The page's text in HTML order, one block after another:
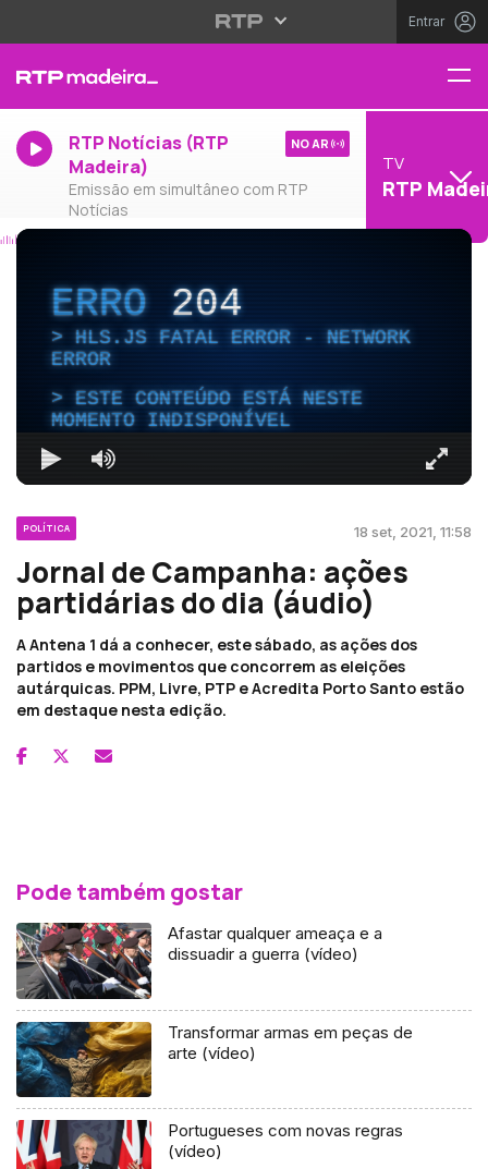
Entrar
RTP Notícias (RTP
Madeira)
Emissão em simultâneo com RTP
Notícias
NO AR
TV
RTP
ERRO204
HLS.JS FATAL ERROR - NETWORK
ERROR
ESTE CONTEÚDO ESTÁ NESTE
MOMENTO INDISPONÍVEL
POLÍTICA 18 set, 2021, 11:58
Jornal de Campanha: ações
partidárias do dia (áudio)
A Antena 1 dá a conhecer, este sábado, as ações dos
partidos e movimentos que concorrem as eleições
autárquicas. PPM, Livre, PTP e Acredita Porto Santo estão
em destaque nesta edição.
Pode também gostar
Afastar qualquer ameaça e a
dissuadir a guerra (vídeo)
Transformar armas em peças de
arte (vídeo)
Portugueses com novas regras
(vídeo)